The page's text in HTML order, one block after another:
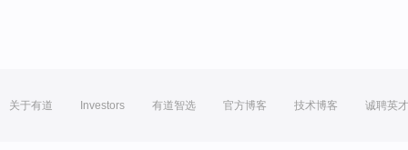
关于有道 Investors 有道智选 官方博客 技术博客 诚聘英才